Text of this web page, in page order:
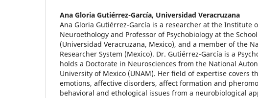
Ana Gloria Gutiérrez-García, Universidad Veracruzana
Ana Gloria Gutiérrez-García is a researcher at the Institute
Neuroethology and Professor of Psychobiology at the
(Universidad Veracruzana, Mexico), and a member of the
Researcher System (Mexico). Dr. Gutiérrez-García is a
holds a Doctorate in Neurosciences from the National
University of Mexico (UNAM). Her field of expertise covers
emotions, affective disorders, affect formation and
behavioral and ethological issues from a neurobiological